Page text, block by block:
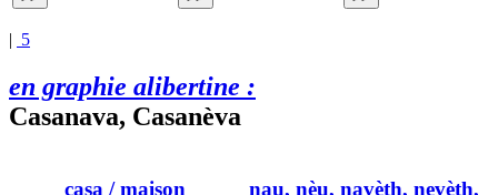
| 5
en graphie alibertine :
Casanava, Casanèva
casa / maison
nau, nèu, navèth, nevèth,